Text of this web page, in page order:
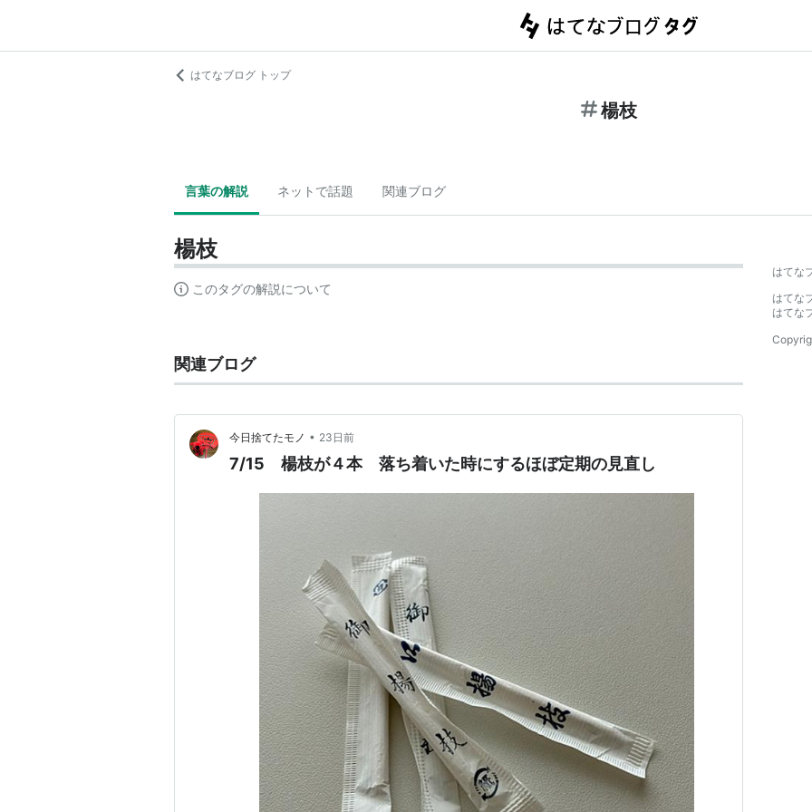
はてなブログ トップ
楊枝
言葉の解説 ネットで話題 関連ブログ
楊枝
このタグの解説について
関連ブログ
今日捨てたモノ • 23日前
7/15 楊枝が４本 落ち着いた時にするほぼ定期の見直し
はてな
はてな
はてな